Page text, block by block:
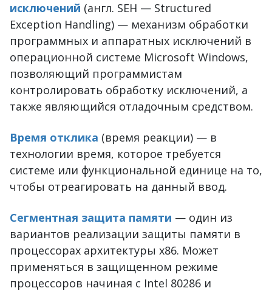
исключений (англ. SEH — Structured
Exception Handling) — механизм обработки
программных и аппаратных исключений в
операционной системе Microsoft Windows,
позволяющий программистам
контролировать обработку исключений, а
также являющийся отладочным средством.
Время отклика (время реакции) — в
технологии время, которое требуется
системе или функциональной единице на то,
чтобы отреагировать на данный ввод.
Сегментная защита памяти — один из
вариантов реализации защиты памяти в
процессорах архитектуры x86. Может
применяться в защищенном режиме
процессоров начиная с Intel 80286 и